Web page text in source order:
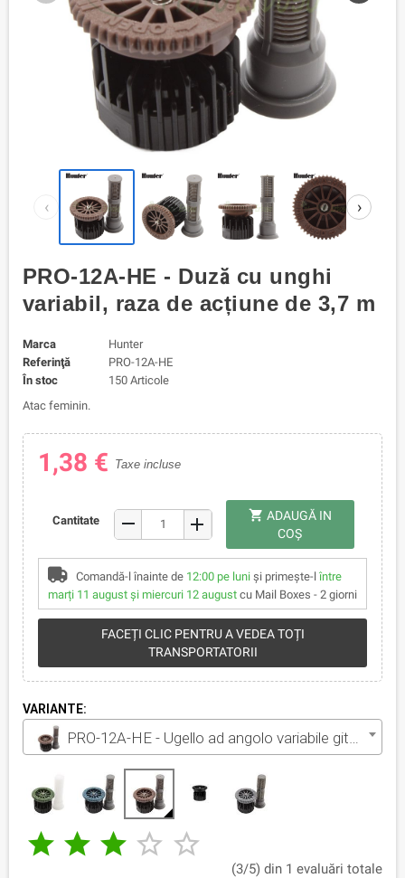
‹ ›
PRO-12A-HE - Duză cu unghi
variabil, raza de acțiune de 3,7 m
Marca
Hunter
Referinţă
PRO-12A-HE
În stoc
150 Articole
Atac feminin.
1,38 € Taxe incluse
Cantitate remove add shopping_cart ADAUGĂ IN
COŞ
Comandă-l înainte de 12:00 pe luni și primește-l între
marți 11 august și miercuri 12 august cu Mail Boxes - 2 giorni
FACEȚI CLIC PENTRU A VEDEA TOȚI
TRANSPORTATORII
VARIANTE:
PRO-12A-HE - Ugello ad angolo variabile gittata 3.7 m
    
(3/5) din 1 evaluări totale